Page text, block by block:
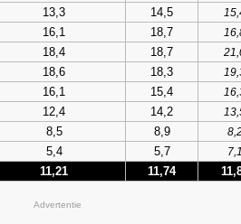
13,3 14,5
16,1 18,7
18,4 18,7
18,6 18,3
16,1 15,4
12,4 14,2
8,5 8,9
5,4 5,7
11,21 11,74
Advertentie